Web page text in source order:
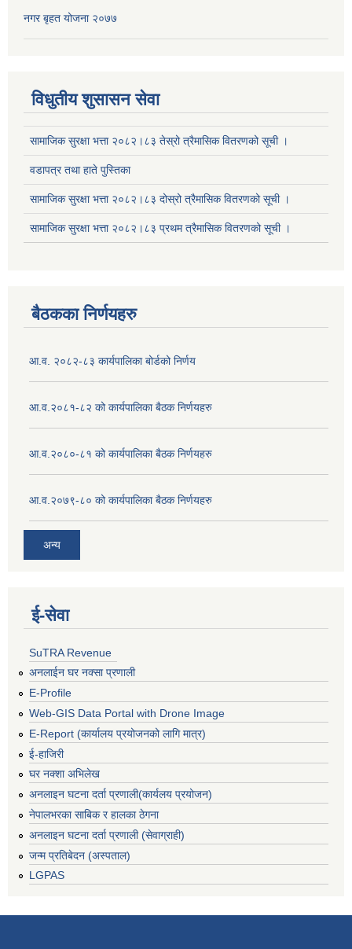
नगर बृहत योजना २०७७
विधुतीय शुसासन सेवा
सामाजिक सुरक्षा भत्ता २०८२।८३ तेस्रो त्रैमासिक वितरणको सूची ।
वडापत्र तथा हाते पुस्तिका
सामाजिक सुरक्षा भत्ता २०८२।८३ दोस्रो त्रैमासिक वितरणको सूची ।
सामाजिक सुरक्षा भत्ता २०८२।८३ प्रथम त्रैमासिक वितरणको सूची ।
बैठकका निर्णयहरु
आ.व. २०८२-८३ कार्यपालिका बोर्डको निर्णय
आ.व.२०८१-८२ को कार्यपालिका बैठक निर्णयहरु
आ.व.२०८०-८१ को कार्यपालिका बैठक निर्णयहरु
आ.व.२०७९-८० को कार्यपालिका बैठक निर्णयहरु
अन्य
ई‍-सेवा
SuTRA Revenue
अनलाईन घर नक्सा प्रणाली
E-Profile
Web-GIS Data Portal with Drone Image
E-Report (कार्यालय प्रयोजनको लागि मात्र)
ई-हाजिरी
घर नक्शा अभिलेख
अनलाइन घटना दर्ता प्रणाली(कार्यलय प्रयोजन)
नेपालभरका साबिक र हालका ठेगना
अनलाइन घटना दर्ता प्रणाली (सेवाग्राही)
जन्म प्रतिबेदन (अस्पताल)
LGPAS